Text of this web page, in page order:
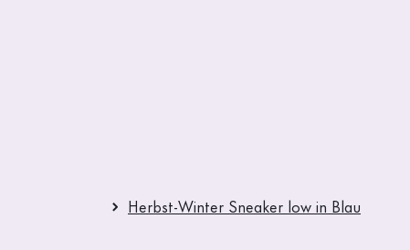
Herbst-Winter Sneaker low in Blau